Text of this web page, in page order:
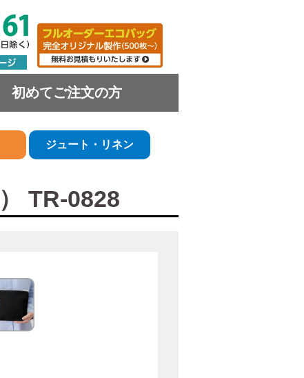
ジュート・リネン
初めてご注文の方
TR-0828